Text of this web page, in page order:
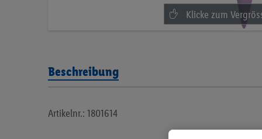
Beschreibung
Artikelnr.: 1801614